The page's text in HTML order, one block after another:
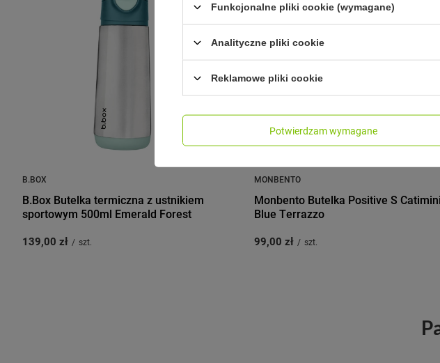
B.BOX
B.Box Butelka termiczna z ustnikiem
sportowym 500ml Emerald Forest
139,00 zł / szt.
MONBENTO
Monbento Butelka Positive S Catimini
Blue Terrazzo
99,00 zł / szt.
Funkcjonalne pliki cookie (wymagane)
Analityczne pliki cookie
Reklamowe pliki cookie
Potwierdzam wymagane